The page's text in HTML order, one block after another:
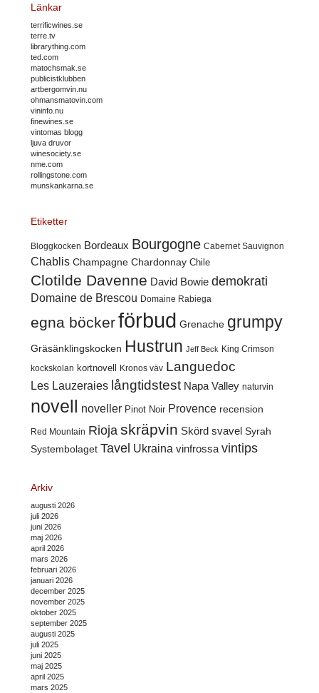
Länkar
terrificwines.se
terre.tv
librarything.com
ted.com
matochsmak.se
publicistklubben
artbergomvin.nu
ohmansmatovin.com
vininfo.nu
finewines.se
vintomas blogg
ljuva druvor
winesociety.se
nme.com
rollingstone.com
munskankarna.se
Etiketter
Bloggkocken Bordeaux Bourgogne Cabernet Sauvignon
Chablis Champagne Chardonnay Chile
Clotilde Davenne David Bowie demokrati
Domaine de Brescou Domaine Rabiega
egna böckerförbud Grenache grumpy
Gräsänklingskocken Hustrun Jeff Beck King Crimson
kockskolan kortnovell Kronos väv Languedoc
Les Lauzeraies långtidstest Napa Valley naturvin
novell noveller Pinot Noir Provence recension
Red Mountain Rioja skräpvin Skörd svavel Syrah
Systembolaget Tavel Ukraina vinfrossa vintips
Arkiv
augusti 2026
juli 2026
juni 2026
maj 2026
april 2026
mars 2026
februari 2026
januari 2026
december 2025
november 2025
oktober 2025
september 2025
augusti 2025
juli 2025
juni 2025
maj 2025
april 2025
mars 2025